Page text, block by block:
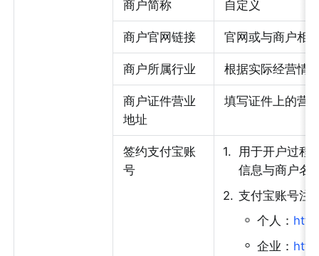
商户简称 自定义
商户官网链接 官网或与商户相
商户所属行业 根据实际经营情
商户证件营业
地址
填写证件上的营
签约支付宝账
号
1. 用于开户过程
信息与商户名
2. 支付宝账号注
◦ 个人：
◦ 企业：